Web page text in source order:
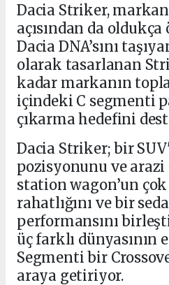
Dacia Striker,
açısından da
Dacia DNA’sını
olarak tasarlanan
kadar markanın
içindeki C segmenti
çıkarma hedefini
Dacia Striker; bir
pozisyonunu ve
station wagon’un
rahatlığını ve bir
performansını
üç farklı dünyasının
Segmenti bir
araya getiriyor.